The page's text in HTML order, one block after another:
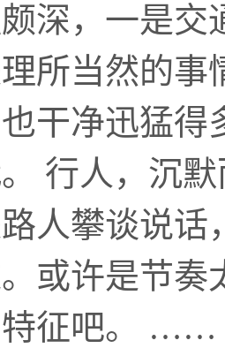
深，一是
所当然的事
干净迅猛
行人，沉
人攀谈说
或许是节
特征吧。